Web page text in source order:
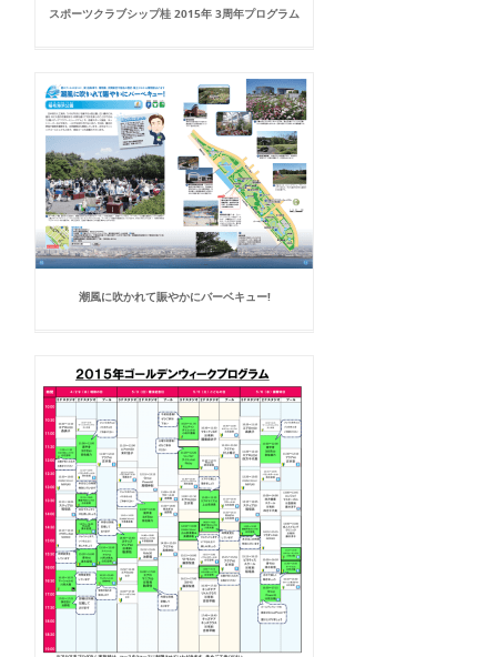
スポーツクラブシップ桂 2015年 3周年プログラム
潮風に吹かれて賑やかにバーベキュー!